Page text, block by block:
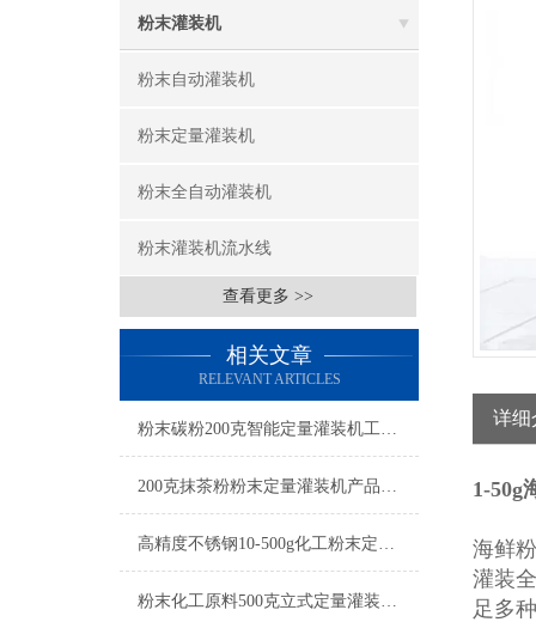
粉末灌装机
粉末自动灌装机
粉末定量灌装机
粉末全自动灌装机
粉末灌装机流水线
查看更多 >>
相关文章
RELEVANT ARTICLES
粉末碳粉200克智能定量灌装机工厂生产
200克抹茶粉粉末定量灌装机产品简介
高精度不锈钢10-500g化工粉末定量灌装机操作简单
粉末化工原料500克立式定量灌装机参数
详细
1-50g
海鲜
灌装
足多